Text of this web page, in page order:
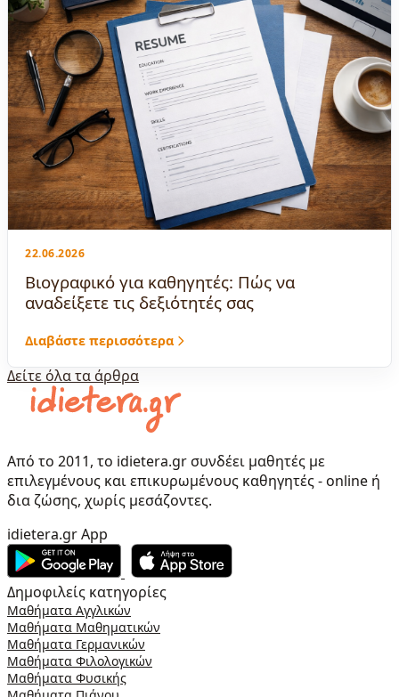
22.06.2026
Βιογραφικό για καθηγητές: Πώς να
αναδείξετε τις δεξιότητές σας
Διαβάστε περισσότερα
Δείτε όλα τα άρθρα
Από το 2011, το idietera.gr συνδέει μαθητές με
επιλεγμένους και επικυρωμένους καθηγητές - online ή
δια ζώσης, χωρίς μεσάζοντες.
idietera.gr App
Δημοφιλείς κατηγορίες
Μαθήματα Αγγλικών
Μαθήματα Μαθηματικών
Μαθήματα Γερμανικών
Μαθήματα Φιλολογικών
Μαθήματα Φυσικής